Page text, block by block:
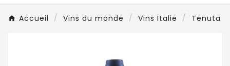
Accueil Vins du monde Vins Italie Tenuta